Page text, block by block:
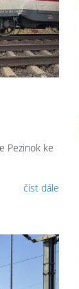
Pezinok ke
číst dále